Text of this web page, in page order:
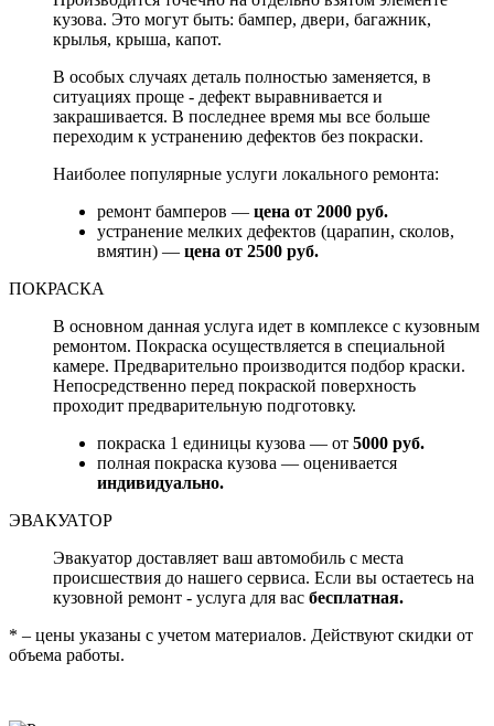
кузова. Это могут быть: бампер, двери, багажник,
крылья, крыша, капот.
В особых случаях деталь полностью заменяется, в
ситуациях проще - дефект выравнивается и
закрашивается. В последнее время мы все больше
переходим к устранению дефектов без покраски.
Наиболее популярные услуги локального ремонта:
ремонт бамперов — цена от 2000 руб.
устранение мелких дефектов (царапин, сколов,
вмятин) — цена от 2500 руб.
ПОКРАСКА
В основном данная услуга идет в комплексе с кузовным
ремонтом. Покраска осуществляется в специальной
камере. Предварительно производится подбор краски.
Непосредственно перед покраской поверхность
проходит предварительную подготовку.
покраска 1 единицы кузова — от 5000 руб.
полная покраска кузова — оценивается
индивидуально.
ЭВАКУАТОР
Эвакуатор доставляет ваш автомобиль с места
происшествия до нашего сервиса. Если вы остаетесь на
кузовной ремонт - услуга для вас бесплатная.
* – цены указаны с учетом материалов. Действуют скидки от
объема работы.